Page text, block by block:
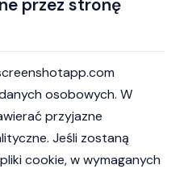
przez stronę
osobowych. W
przyjazne
Jeśli zostaną
cookie, w wymaganych